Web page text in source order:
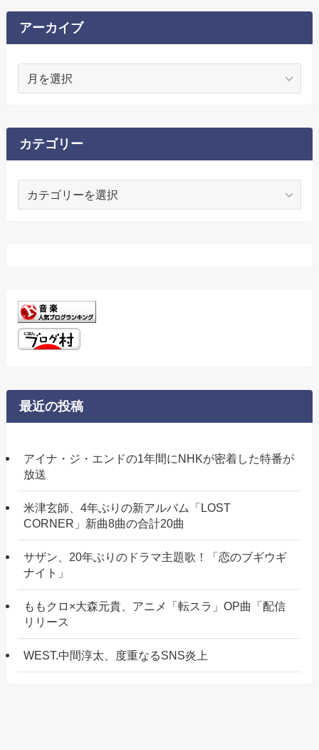
アーカイブ
イ
ブ
カテゴリー
最近の投稿
アイナ・ジ・エンドの1年間にNHKが密着した特番が
放送
米津玄師、4年ぶりの新アルバム「LOST
CORNER」新曲8曲の合計20曲
サザン、20年ぶりのドラマ主題歌！「恋のブギウギ
ナイト」
ももクロ×大森元貴、アニメ「転スラ」OP曲「配信
リリース
WEST.中間淳太、度重なるSNS炎上